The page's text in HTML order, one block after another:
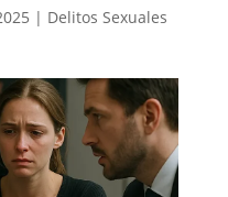
| Delitos Sexuales